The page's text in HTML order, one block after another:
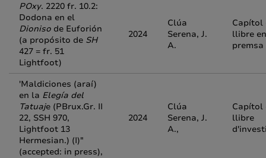
POxy. 2220 fr. 10.2:
Dodona en el
Dioniso de Euforión
(a propósito de SH
427 = fr. 51
Lightfoot)
2024
Clúa
Serena, J.
A.
Capítol
llibre en
premsa
'Maldiciones (araí)
en la Elegía del
Tatuaje (PBrux.Gr. II
22, SSH 970,
Lightfoot 13
Hermesian.) (I)"
(accepted: in press),
2024
Clúa
Serena, J.
A.,
Capítol
llibre